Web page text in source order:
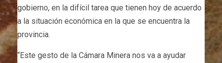
gobierno, en la difícil tarea que tienen hoy de acuerdo
a la situación económica en la que se encuentra la
provincia.
“Este gesto de la Cámara Minera nos va a ayudar